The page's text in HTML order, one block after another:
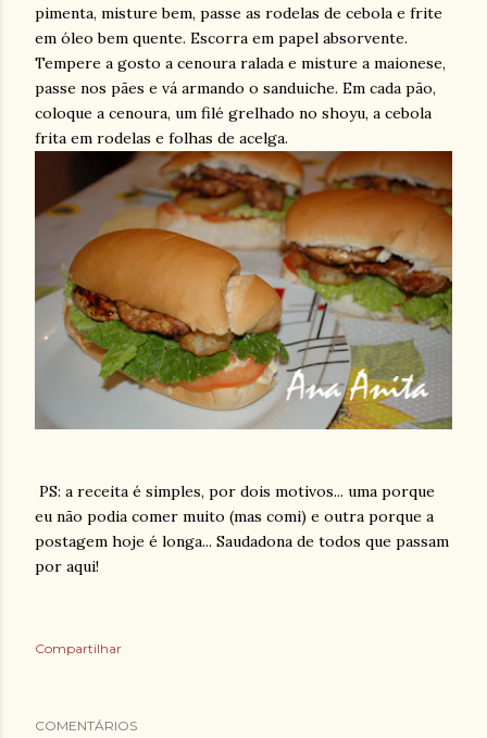
pimenta, misture bem, passe as rodelas de cebola e frite
em óleo bem quente. Escorra em papel absorvente.
Tempere a gosto a cenoura ralada e misture a maionese,
passe nos pães e vá armando o sanduiche. Em cada pão,
coloque a cenoura, um filé grelhado no shoyu, a cebola
frita em rodelas e folhas de acelga.
PS: a receita é simples, por dois motivos... uma porque
eu não podia comer muito (mas comi) e outra porque a
postagem hoje é longa... Saudadona de todos que passam
por aqui!
Compartilhar
COMENTÁRIOS